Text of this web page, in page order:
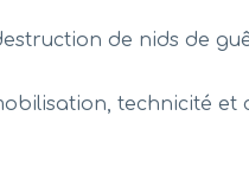
de nids de
technicité